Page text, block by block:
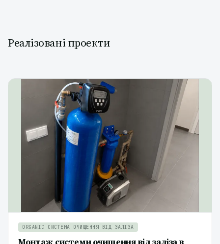
Реалізовані проекти
ORGANIC СИСТЕМА ОЧИЩЕННЯ ВІД ЗАЛІЗА